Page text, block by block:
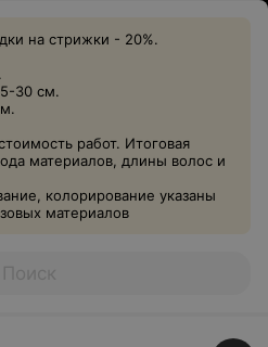
на стрижки - 20%.
30 см.
работ. Итоговая
материалов, длины волос и
колорирование указаны
материалов